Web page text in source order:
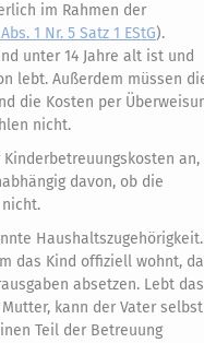
im Rahmen der
1 Nr. 5 Satz 1 EStG).
unter 14 Jahre alt ist und
lebt. Außerdem müssen
die Kosten per
nicht.
an,
davon, ob die
Haushaltszugehörigkeit.
das Kind offiziell wohnt,
absetzen. Lebt das
kann der Vater selbst
Teil der Betreuung